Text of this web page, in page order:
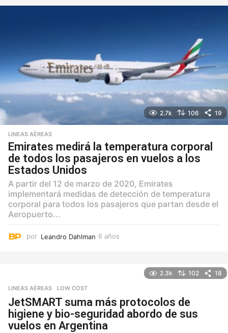
o
2.7k 106 19
LINEAS AÉREAS
Emirates medirá la temperatura corporal
de todos los pasajeros en vuelos a los
Estados Unidos
A partir del 12 de marzo de 2020, Emirates
implementará medidas de detección de temperatura
corporal para todos los pasajeros que partan desde el
Aeropuerto...
por Leandro Dahlman 6 años
2.3k 102 18
LINEAS AÉREAS ,LOW COST
JetSMART suma más protocolos de
higiene y bio-seguridad abordo de sus
vuelos en Argentina